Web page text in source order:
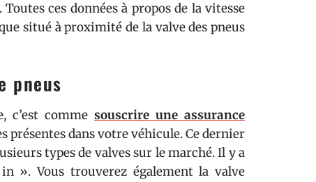
ces données à propos de la vitesse
situé à proximité de la valve des pneus
pneus
c’est commesouscrire une assurance
présentes dans votre véhicule. Ce dernier
types de valves sur le marché. Il y a
». Vous trouverez également la valve